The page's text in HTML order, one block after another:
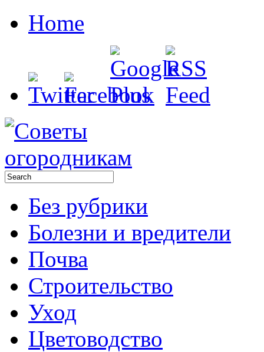
Home
Без рубрики
Болезни и вредители
Почва
Строительство
Уход
Цветоводство